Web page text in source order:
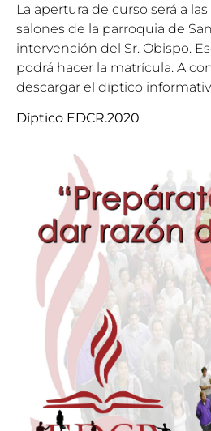
La apertura de curso será a
salones de la parroquia de
intervención del Sr. Obispo.
podrá hacer la matrícula. A
descargar el díptico
Díptico EDCR.2020